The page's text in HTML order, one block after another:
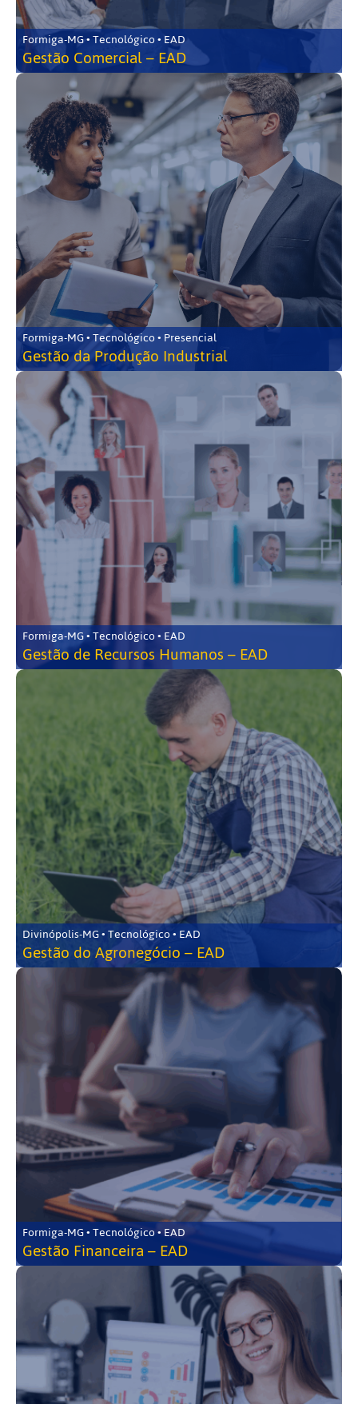
Formiga-MG • Tecnológico • EAD
Gestão Comercial – EAD
Formiga-MG • Tecnológico • Presencial
Gestão da Produção Industrial
Formiga-MG • Tecnológico • EAD
Gestão de Recursos Humanos – EAD
Divinópolis-MG • Tecnológico • EAD
Gestão do Agronegócio – EAD
Formiga-MG • Tecnológico • EAD
Gestão Financeira – EAD